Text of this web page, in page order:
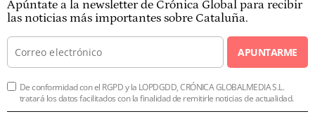
Apúntate a la newsletter de Crónica Global para recibir
las noticias más importantes sobre Cataluña.
APUNTARME
De conformidad con el RGPD y la LOPDGDD, CRÓNICA GLOBALMEDIA S.L.
tratará los datos facilitados con la finalidad de remitirle noticias de actualidad.